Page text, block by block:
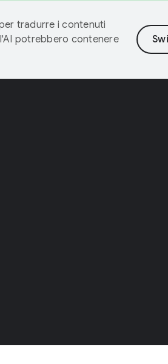
tradurre i contenuti
potrebbero contenere